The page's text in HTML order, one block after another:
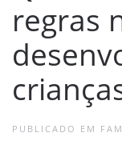
regras
PUBLICADO EM